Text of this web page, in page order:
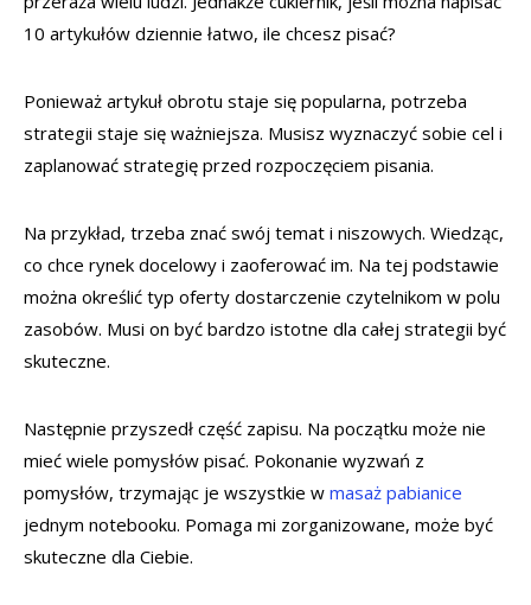
10 artykułów dziennie łatwo, ile chcesz pisać?
Ponieważ artykuł obrotu staje się popularna, potrzeba
strategii staje się ważniejsza. Musisz wyznaczyć sobie cel i
zaplanować strategię przed rozpoczęciem pisania.
Na przykład, trzeba znać swój temat i niszowych. Wiedząc,
co chce rynek docelowy i zaoferować im. Na tej podstawie
można określić typ oferty dostarczenie czytelnikom w polu
zasobów. Musi on być bardzo istotne dla całej strategii być
skuteczne.
Następnie przyszedł część zapisu. Na początku może nie
mieć wiele pomysłów pisać. Pokonanie wyzwań z
pomysłów, trzymając je wszystkie w masaż pabianice
jednym notebooku. Pomaga mi zorganizowane, może być
skuteczne dla Ciebie.